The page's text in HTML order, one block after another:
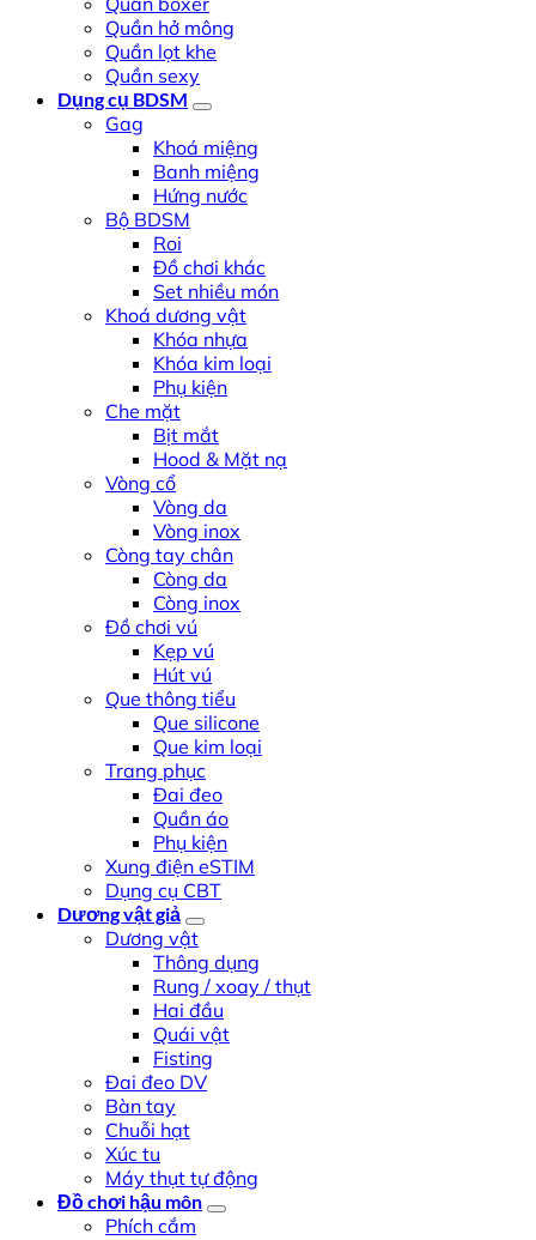
Quần hở mông
Quần lọt khe
Quần sexy
Dụng cụ BDSM
Gag
Khoá miệng
Banh miệng
Hứng nước
Bộ BDSM
Roi
Đồ chơi khác
Set nhiều món
Khoá dương vật
Khóa nhựa
Khóa kim loại
Phụ kiện
Che mặt
Bịt mắt
Hood & Mặt nạ
Vòng cổ
Vòng da
Vòng inox
Còng tay chân
Còng da
Còng inox
Đồ chơi vú
Kẹp vú
Hút vú
Que thông tiểu
Que silicone
Que kim loại
Trang phục
Đai đeo
Quần áo
Phụ kiện
Xung điện eSTIM
Dụng cụ CBT
Dương vật giả
Dương vật
Thông dụng
Rung / xoay / thụt
Hai đầu
Quái vật
Fisting
Đai đeo DV
Bàn tay
Chuỗi hạt
Xúc tu
Máy thụt tự động
Đồ chơi hậu môn
Phích cắm